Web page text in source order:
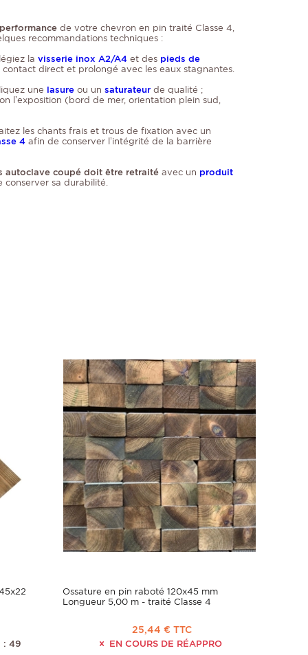
de votre chevron en pin traité Classe 4,
recommandations techniques :
la visserie inox A2/A4 et des pieds de
direct et prolongé avec les eaux stagnantes.
une lasure ou un saturateur de qualité ;
l’exposition (bord de mer, orientation plein sud,
les chants frais et trous de fixation avec un
4 afin de conserver l’intégrité de la barrière
autoclave coupé doit être retraité avec un produit
conserver sa durabilité.
: 49
Ossature en pin raboté 120x45 mm
Longueur 5,00 m - traité Classe 4
25,44 € TTC
EN COURS DE RÉAPPRO